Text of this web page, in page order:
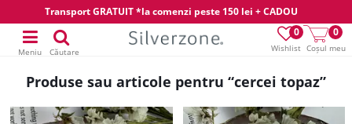
Transport GRATUIT *la comenzi peste 150 lei + CADOU
Wishlist
0
Coșul meu
0
Meniu Căutare
Produse sau articole pentru “cercei topaz”